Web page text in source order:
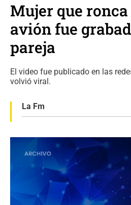
Mujer que
avión fue
pareja
El video fue publicado en las
volvió viral.
La Fm